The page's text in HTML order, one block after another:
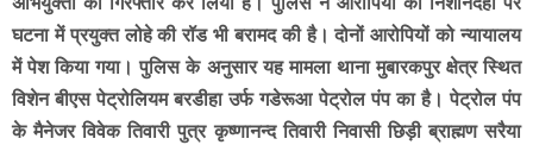
घटना में प्रयुक्त लोहे की रॉड भी बरामद की है। दोनों आरोपियों को न्यायालय
में पेश किया गया। पुलिस के अनुसार यह मामला थाना मुबारकपुर क्षेत्र स्थित
विशेन बीएस पेट्रोलियम बरडीहा उर्फ गडेरूआ पेट्रोल पंप का है। पेट्रोल पंप
के मैनेजर विवेक तिवारी पुत्र कृष्णानन्द तिवारी निवासी छिड़ी ब्राह्मण सरैया